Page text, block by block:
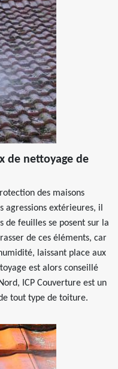
de nettoyage de
des maisons
agressions extérieures, il
de feuilles se posent sur la
de ces éléments, car
laissant place aux
est alors conseillé
ICP Couverture est un
tout type de toiture.